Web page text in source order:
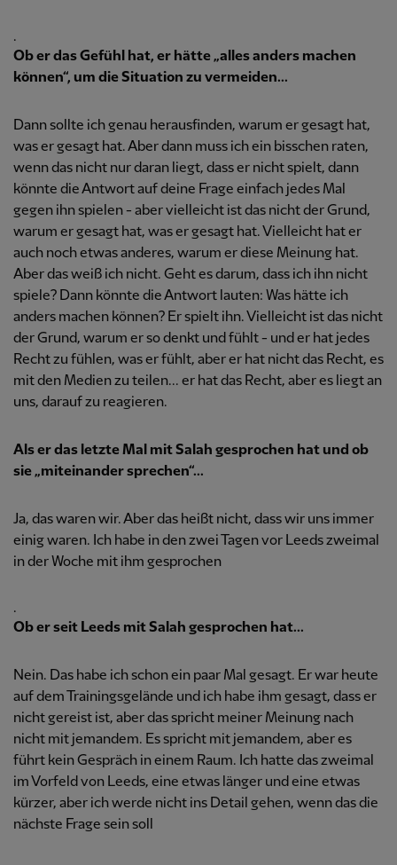
.
Ob er das Gefühl hat, er hätte „alles anders machen
können“, um die Situation zu vermeiden...
Dann sollte ich genau herausfinden, warum er gesagt hat,
was er gesagt hat. Aber dann muss ich ein bisschen raten,
wenn das nicht nur daran liegt, dass er nicht spielt, dann
könnte die Antwort auf deine Frage einfach jedes Mal
gegen ihn spielen - aber vielleicht ist das nicht der Grund,
warum er gesagt hat, was er gesagt hat. Vielleicht hat er
auch noch etwas anderes, warum er diese Meinung hat.
Aber das weiß ich nicht. Geht es darum, dass ich ihn nicht
spiele? Dann könnte die Antwort lauten: Was hätte ich
anders machen können? Er spielt ihn. Vielleicht ist das nicht
der Grund, warum er so denkt und fühlt - und er hat jedes
Recht zu fühlen, was er fühlt, aber er hat nicht das Recht, es
mit den Medien zu teilen... er hat das Recht, aber es liegt an
uns, darauf zu reagieren.
Als er das letzte Mal mit Salah gesprochen hat und ob
sie „miteinander sprechen“...
Ja, das waren wir. Aber das heißt nicht, dass wir uns immer
einig waren. Ich habe in den zwei Tagen vor Leeds zweimal
in der Woche mit ihm gesprochen
.
Ob er seit Leeds mit Salah gesprochen hat...
Nein. Das habe ich schon ein paar Mal gesagt. Er war heute
auf dem Trainingsgelände und ich habe ihm gesagt, dass er
nicht gereist ist, aber das spricht meiner Meinung nach
nicht mit jemandem. Es spricht mit jemandem, aber es
führt kein Gespräch in einem Raum. Ich hatte das zweimal
im Vorfeld von Leeds, eine etwas länger und eine etwas
kürzer, aber ich werde nicht ins Detail gehen, wenn das die
nächste Frage sein soll